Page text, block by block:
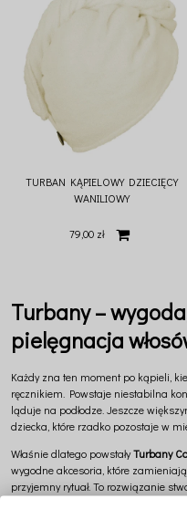
TURBAN KĄPIELOWY DZIECIĘCY
WANILIOWY
79,00 zł
Turbany –
pielęgnacja
Każdy zna ten moment po kąpieli,
ręcznikiem. Powstaje niestabilna
ląduje na podłodze. Jeszcze
dziecka, które rzadko pozostaje w
Właśnie dlatego powstałyTurbany
wygodne akcesoria, które
przyjemny rytuał. To rozwiązanie